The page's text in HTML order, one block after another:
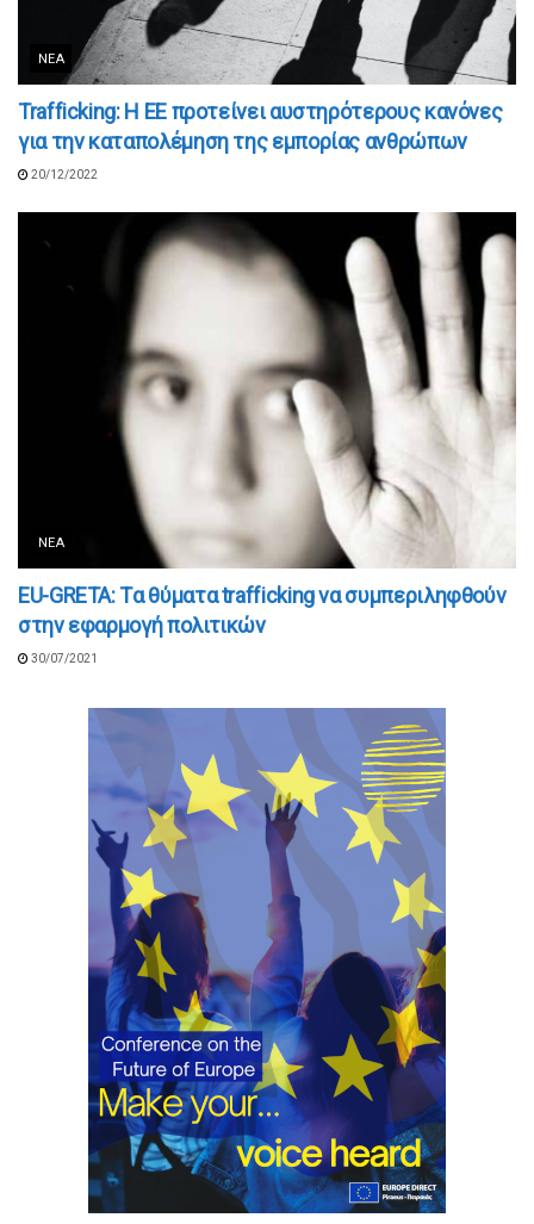
ΝΈΑ
Trafficking: Η ΕΕ προτείνει αυστηρότερους κανόνες
για την καταπολέμηση της εμπορίας ανθρώπων
20/12/2022
ΝΈΑ
EU-GRETA: Tα θύματα trafficking να συμπεριληφθούν
στην εφαρμογή πολιτικών
30/07/2021